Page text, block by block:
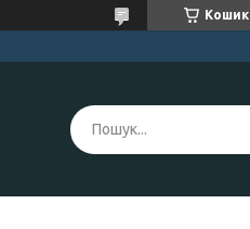
Кошик